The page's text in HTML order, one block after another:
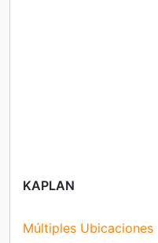
KAPLAN
Múltiples Ubicaciones